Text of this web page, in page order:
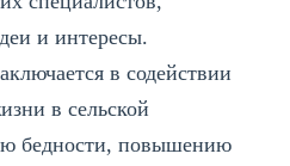
и интересы.
в содействии
в сельской
бедности, повышению